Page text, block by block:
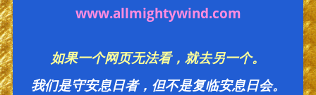
www.allmightywind.com
如果一个网页无法看，就去另一个。
我们是守安息日者，但不是复临安息日会。